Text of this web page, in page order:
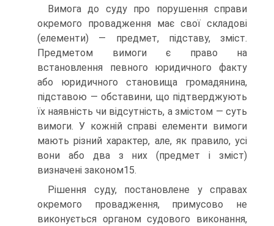
Вимога до суду про порушення справи
окремого провадження має свої складові
(елементи) — предмет, підставу, зміст.
Предметом вимоги є право на
встановлення певного юридичного факту
або юридичного становища громадянина,
підставою — обставини, що підтверджують
їх наявність чи відсутність, а змістом — суть
вимоги. У кожній справі елементи вимоги
мають різний характер, але, як правило, усі
вони або два з них (предмет і зміст)
визначені законом15.
Рішення суду, постановлене у справах
окремого провадження, примусово не
виконується органом судового виконання,